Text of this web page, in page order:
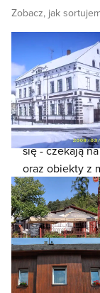
Zobacz, jak
To jeszcze nie
W lokalizacji
noclegów z
się - czekają
oraz obiekty z